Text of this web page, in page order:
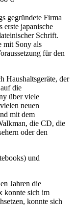
gegründete Firma
erste japanische
Schrift.
mit Sony als
für den
Haushaltsgeräte, der
die
über viele
neuen
mit dem
die CD, die
oder den
und
Jahren die
konnte sich im
konnte sich